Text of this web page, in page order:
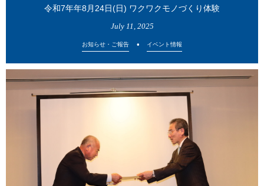
令和7年年8月24日(日) ワクワクモノづくり体験
July 11 , 2025
お知らせ・ご報告 イベント情報